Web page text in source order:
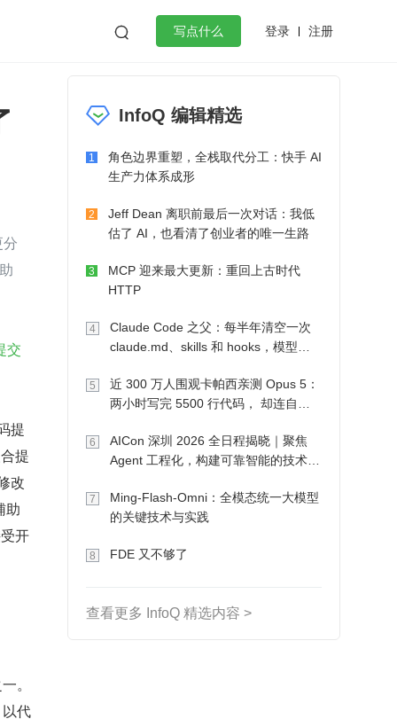
 写点什么 登录 注册
微服务架构 flutter
交
提
提
改
助
开
。
代
InfoQ 编辑精选
1
角色边界重塑，全栈取代分工：快手 AI
生产力体系成形
2
Jeff Dean 离职前最后一次对话：我低
估了 AI，也看清了创业者的唯一生路
3
MCP 迎来最大更新：重回上古时代
HTTP
4
Claude Code 之父：每半年清空一次
claude.md、skills 和 hooks，模型自
5
近 300 万人围观卡帕西亲测 Opus 5：
两小时写完 5500 行代码， 却连自己
6
AICon 深圳 2026 全日程揭晓｜聚焦
Agent 工程化，构建可靠智能的技术路
7
Ming-Flash-Omni：全模态统一大模型
的关键技术与实践
8 FDE 又不够了
查看更多 InfoQ 精选内容 >